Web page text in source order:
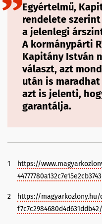
Egyértelmű,
rendelete
a jelenlegi
A kormánypárti
Kapitány István
választ, azt
után is maradhat
azt is jelenti,
garantálja.
1
https://
2
https://magyarkozlony.hu/